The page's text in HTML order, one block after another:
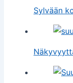
Sylvään